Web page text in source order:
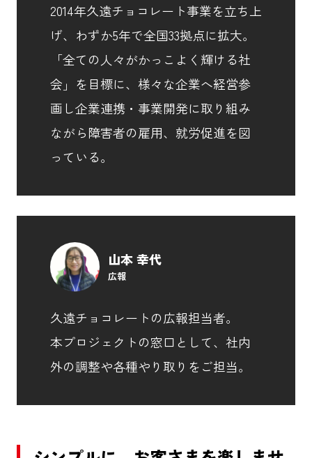
2014年久遠チョコレート事業を立ち上
げ、わずか5年で全国33拠点に拡大。
「全ての人々がかっこよく輝ける社
会」を目標に、様々な企業へ経営参
画し企業連携・事業開発に取り組み
ながら障害者の雇用、就労促進を図
っている。
山本 幸代
広報
久遠チョコレートの広報担当者。
本プロジェクトの窓口として、社内
外の調整や各種やり取りをご担当。